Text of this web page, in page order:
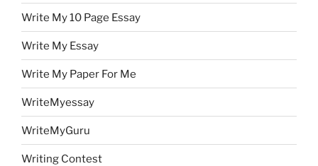
Write My 10 Page Essay
Write My Essay
Write My Paper For Me
WriteMyessay
WriteMyGuru
Writing Contest